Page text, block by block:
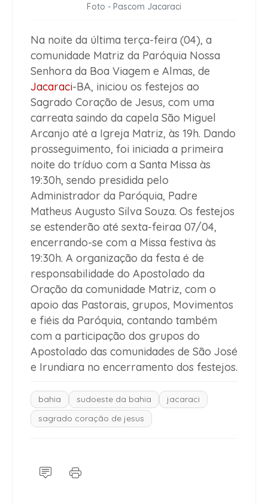
Foto - Pascom Jacaraci
Na noite da última terça-feira (04), a
comunidade Matriz da Paróquia Nossa
Senhora da Boa Viagem e Almas, de
Jacaraci-BA, iniciou os festejos ao
Sagrado Coração de Jesus, com uma
carreata saindo da capela São Miguel
Arcanjo até a Igreja Matriz, às 19h. Dando
prosseguimento, foi iniciada a primeira
noite do tríduo com a Santa Missa às
19:30h, sendo presidida pelo
Administrador da Paróquia, Padre
Matheus Augusto Silva Souza. Os festejos
se estenderão até sexta-feiraa 07/04,
encerrando-se com a Missa festiva às
19:30h. A organização da festa é de
responsabilidade do Apostolado da
Oração da comunidade Matriz, com o
apoio das Pastorais, grupos, Movimentos
e fiéis da Paróquia, contando também
com a participação dos grupos do
Apostolado das comunidades de São José
e Irundiara no encerramento dos festejos.
bahia sudoeste da bahia
jacaraci
sagrado coração de jesus